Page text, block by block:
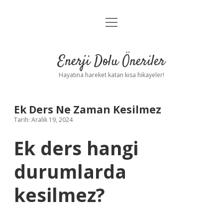
Anasayfa
Yasal Uyarı
menüyü
Enerji Dolu Öneriler
Hayatına hareket katan kısa hikayeler!
Ek Ders Ne Zaman Kesilmez
Tarih: Aralık 19, 2024
Ek ders hangi
durumlarda
kesilmez?